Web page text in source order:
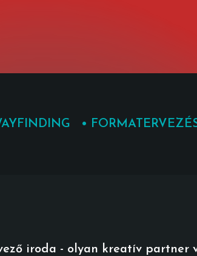
•
iroda - olyan kreatív